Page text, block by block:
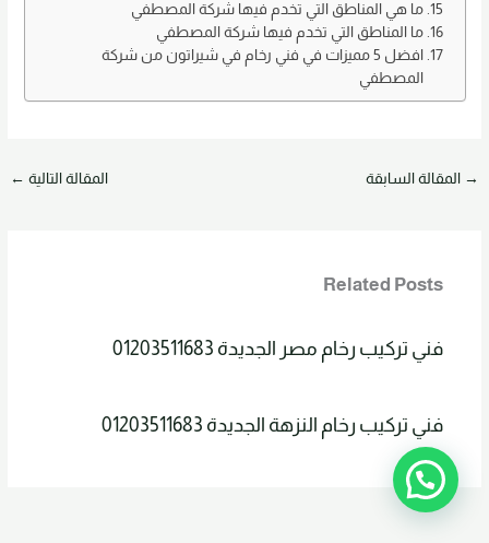
ما هي المناطق التي تخدم فيها شركة المصطفي
ما المناطق التي تخدم فيها شركة المصطفي
افضل 5 مميزات في فني رخام في شيراتون من شركة
المصطفي
→ المقالة السابقة المقالة التالية ←
Related Posts
فني تركيب رخام مصر الجديدة 01203511683
فني تركيب رخام النزهة الجديدة 01203511683